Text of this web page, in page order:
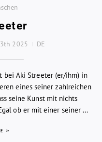
2025 DE
bei Aki Streeter (er/ihm) in
eines seiner zahlreichen
seine Kunst mit nichts
ob er mit einer seiner ...